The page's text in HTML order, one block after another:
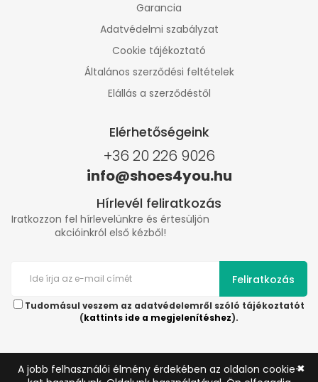
Garancia
Adatvédelmi szabályzat
Cookie tájékoztató
Általános szerződési feltételek
Elállás a szerződéstől
Elérhetőségeink
+36 20 226 9026
info@shoes4you.hu
Hírlevél feliratkozás
Iratkozzon fel hírlevelünkre és értesüljön
akcióinkról első kézből!
Feliratkozás
Tudomásul veszem az adatvédelemről szóló tájékoztatót
(kattints ide a megjelenítéshez).
A jobb felhasználói élmény érdekében az oldalon cookie-✖